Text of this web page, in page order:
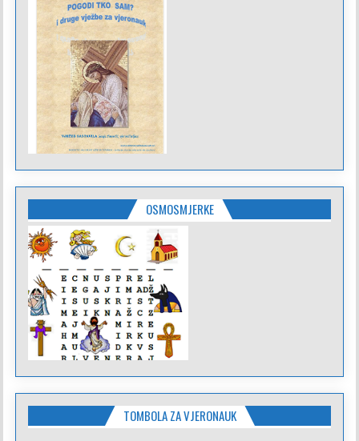
OSMOSMJERKE
TOMBOLA ZA VJERONAUK